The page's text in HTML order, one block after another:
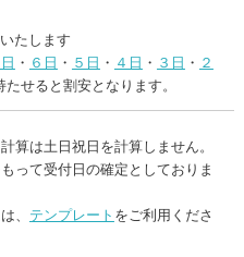
たします
・ ６日 ・ ５日 ・ ４日 ・ ３日 ・ ２
せると割安となります。
算は土日祝日を計算しません。
って受付日の確定としておりま
、 テンプレート をご利用くださ